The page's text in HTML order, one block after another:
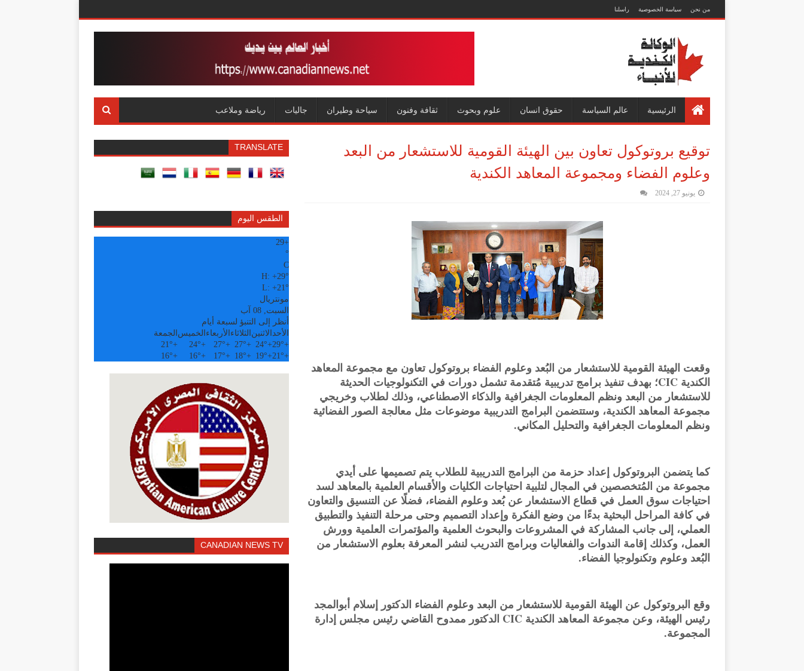
من نحن سياسة الخصوصية راسلنا
الرئيسية عالم السياسة حقوق انسان علوم وبحوث ثقافة وفنون سياحة وطيران جاليات رياضة وملاعب
توقيع بروتوكول تعاون بين الهيئة القومية للاستشعار من البعد
وعلوم الفضاء ومجموعة المعاهد الكندية
يونيو 27, 2024
وقعت الهيئة القومية للاستشعار من البُعد وعلوم الفضاء بروتوكول تعاون مع مجموعة المعاهد
الكندية CIC؛ بهدف تنفيذ برامج تدريبية مُتقدمة تشمل دورات في التكنولوجيات الحديثة
للاستشعار من البعد ونظم المعلومات الجغرافية والذكاء الاصطناعي، وذلك لطلاب وخريجي
مجموعة المعاهد الكندية، وستتضمن البرامج التدريبية موضوعات مثل معالجة الصور الفضائية
ونظم المعلومات الجغرافية والتحليل المكاني.
كما يتضمن البروتوكول إعداد حزمة من البرامج التدريبية للطلاب يتم تصميمها على أيدي
مجموعة من المُتخصصين في المجال لتلبية احتياجات الكليات والأقسام العلمية بالمعاهد لسد
احتياجات سوق العمل في قطاع الاستشعار عن بُعد وعلوم الفضاء، فضلًا عن التنسيق والتعاون
في كافة المراحل البحثية بدءًا من وضع الفكرة وإعداد التصميم وحتى مرحلة التنفيذ والتطبيق
العملي، إلى جانب المشاركة في المشروعات والبحوث العلمية والمؤتمرات العلمية وورش
العمل، وكذلك إقامة الندوات والفعاليات وبرامج التدريب لنشر المعرفة بعلوم الاستشعار من
البُعد وعلوم وتكنولوجيا الفضاء.
وقع البروتوكول عن الهيئة القومية للاستشعار من البعد وعلوم الفضاء الدكتور إسلام أبوالمجد
رئيس الهيئة، وعن مجموعة المعاهد الكندية CIC الدكتور ممدوح القاضي رئيس مجلس إدارة
المجموعة.
TRANSLATE
الطقس اليوم
+
29
°
C
H: +29°
L: +21°
مونتريال
السبت, 08 آب
أنظر إلى التنبؤ لسبعة أيام
الأحد الاثنين الثلاثاء الأربعاء الخميس الجمعة
+
29°
+
24°
+
27°
+
27°
+
24°
+
21°
+
21°
+
19°
+
18°
+
17°
+
16°
+
16°
CANADIAN NEWS TV